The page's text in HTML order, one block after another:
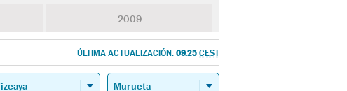
2009
ÚLTIMA ACTUALIZACIÓN: 09.25 CEST